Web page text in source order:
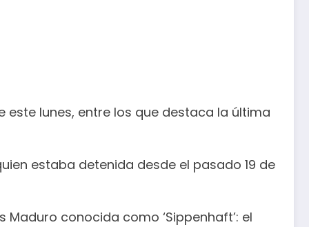
lunes, entre los que destaca la última
estaba detenida desde el pasado 19 de
conocida como ‘Sippenhaft’: el